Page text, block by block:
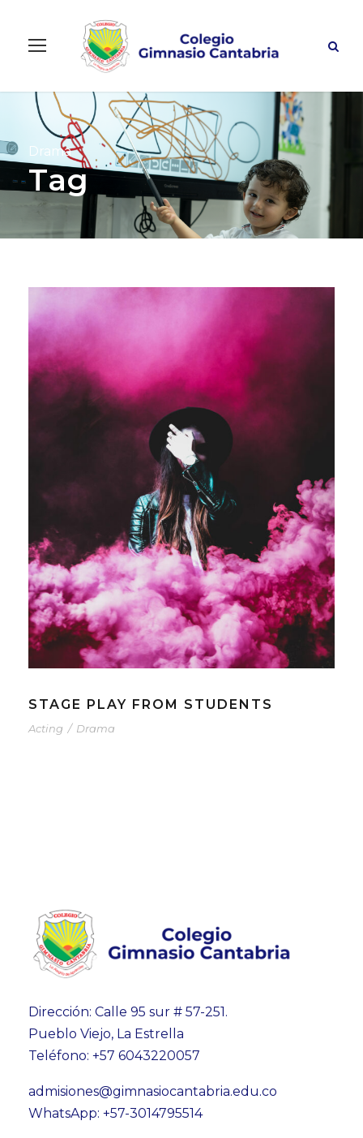
Drama
Tag
STAGE PLAY FROM STUDENTS
Acting / Drama
Dirección: Calle 95 sur # 57-251.
Pueblo Viejo, La Estrella
Teléfono: +57 6043220057
admisiones@gimnasiocantabria.edu.co
WhatsApp: +57-3014795514